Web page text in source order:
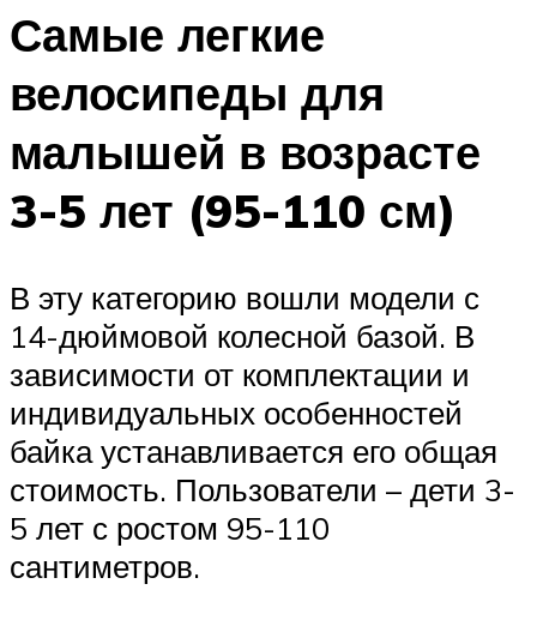
Самые легкие
велосипеды для
малышей в возрасте
3-5 лет (95-110 см)
В эту категорию вошли модели с
14-дюймовой колесной базой. В
зависимости от комплектации и
индивидуальных особенностей
байка устанавливается его общая
стоимость. Пользователи – дети 3-
5 лет с ростом 95-110
сантиметров.